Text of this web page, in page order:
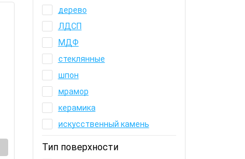
дерево
ЛДСП
МДФ
стеклянные
шпон
мрамор
керамика
искусственный камень
Тип поверхности